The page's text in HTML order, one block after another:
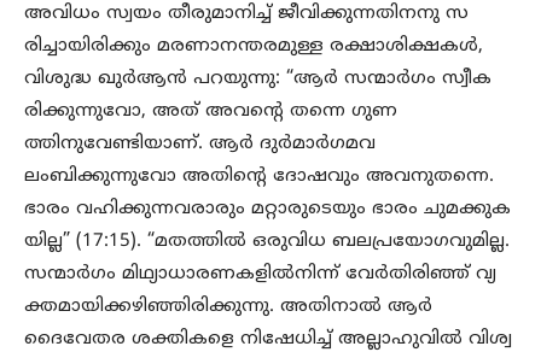
അവിധം സ്വയം തീരുമാനിച്ച് ജീവിക്കുന്നതിനനു സ
രിച്ചായിരിക്കും മരണാനന്തരമുള്ള രക്ഷാശിക്ഷകൾ,
വിശുദ്ധ ഖുർആൻ പറയുന്നു: “ആർ സന്മാർഗം സ്വീക
രിക്കുന്നുവോ, അത് അവന്റെ തന്നെ ഗുണ
ത്തിനുവേണ്ടിയാണ്. ആർ ദുർമാർഗമവ
ലംബിക്കുന്നുവോ അതിന്റെ ദോഷവും അവനുതന്നെ.
ഭാരം വഹിക്കുന്നവരാരും മറ്റാരുടെയും ഭാരം ചുമക്കുക
യില്ല” (17:15). “മതത്തിൽ ഒരുവിധ ബലപ്രയോഗവുമില്ല.
സന്മാർഗം മിഥ്യാധാരണകളിൽനിന്ന് വേർതിരിഞ്ഞ് വ്യ
ക്തമായിക്കഴിഞ്ഞിരിക്കുന്നു. അതിനാൽ ആർ
ദൈവേതര ശക്തികളെ നിഷേധിച്ച് അല്ലാഹുവിൽ വിശ്വ